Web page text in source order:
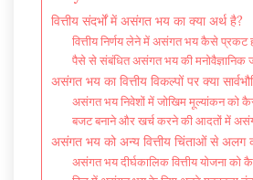
वित्तीय संदर्भों में असंगत भय का क्या अर्थ है?
वित्तीय निर्णय लेने में असंगत भय कैसे प्रकट
पैसे से संबंधित असंगत भय की मनोवैज्ञानिक
असंगत भय का वित्तीय विकल्पों पर क्या
असंगत भय निवेशों में जोखिम मूल्यांकन को
बजट बनाने और खर्च करने की आदतों में
असंगत भय को अन्य वित्तीय चिंताओं से अलग
असंगत भय दीर्घकालिक वित्तीय योजना को